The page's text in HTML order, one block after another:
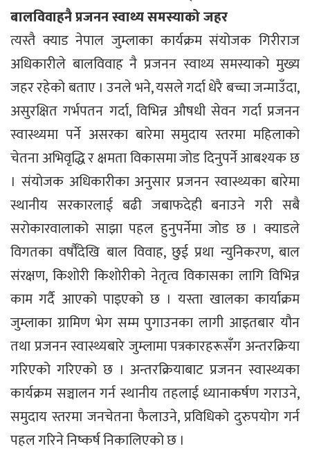
बालविवाहनै प्रजनन स्वाथ्य समस्याको जहर
त्यस्तै क्याड नेपाल जुम्लाका कार्यक्रम संयोजक गिरीराज
अधिकारीले बालविवाह नै प्रजनन स्वाथ्य समस्याको मुख्य
जहर रहेको बताए । उनले भने, यसले गर्दा धेरै बच्चा जन्माउँदा,
असुरक्षित गर्भपतन गर्दा, विभिन्न औषधी सेवन गर्दा प्रजनन
स्वास्थ्यमा पर्ने असरका बारेमा समुदाय स्तरमा महिलाको
चेतना अभिवृद्धि र क्षमता विकासमा जोड दिनुपर्ने आबश्यक छ
। संयोजक अधिकारीका अनुसार प्रजनन स्वास्थ्यका बारेमा
स्थानीय सरकारलाई बढी जबाफदेही बनाउने गरी सबै
सरोकारवालाको साझा पहल हुनुपर्नेमा जोड छ । क्याडले
विगतका वर्षौँदेखि बाल विवाह, छुई प्रथा न्युनिकरण, बाल
संरक्षण, किशोरी किशोरीको नेतृत्व विकासका लागि विभिन्न
काम गर्दै आएको पाइएको छ । यस्ता खालका कार्याक्रम
जुम्लाका ग्रामिण भेग सम्म पुगाउनका लागी आइतबार यौन
तथा प्रजनन स्वास्थ्यबारे जुम्लामा पत्रकारहरूसँग अन्तरक्रिया
गरिएको गरिएको छ । अन्तरक्रियाबाट प्रजनन स्वास्थ्यका
कार्यक्रम सञ्चालन गर्न स्थानीय तहलाई ध्यानाकर्षण गराउने,
समुदाय स्तरमा जनचेतना फैलाउने, प्रविधिको दुरुपयोग गर्न
पहल गरिने निष्कर्ष निकालिएको छ ।